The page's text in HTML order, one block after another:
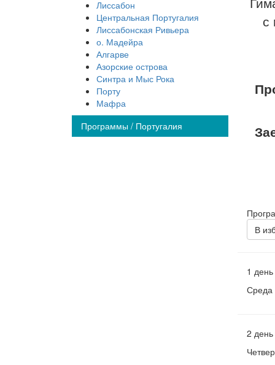
с
В
1 день
Среда
2 день
Лиссабон
Центральная Португалия
Лиссабонская Ривьера
о. Мадейра
Алгарве
Азорские острова
Синтра и Мыс Рока
Порту
Мафра
Программы / Португалия